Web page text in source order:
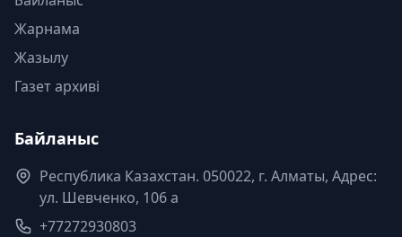
Жарнама
Жазылу
Газет архиві
Байланыс
Республика Казахстан. 050022, г. Алматы, Адрес:
ул. Шевченко, 106 а
+77272930803